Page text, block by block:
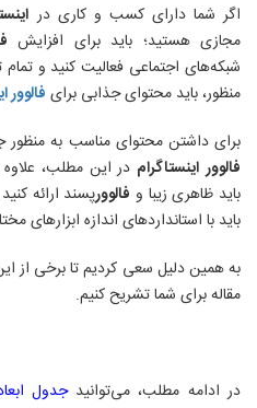
اگر شما دارای کسب و کاری در
مجازی هستید؛ باید برای افزایش
شبکه‌های اجتماعی فعالیت کنید و تمام
منظور، باید محتوای جذابی برای فالوور
برای داشتن محتوای مناسب به
فالوور اینستاگرام در این مطلب،
باید ظاهری زیبا و فالوورپسند ارائه
باید با استانداردهای اندازه‌ ابزارهای
به همین دلیل سعی کردیم تا برخی از
مقاله برای شما تشریح کنیم.
در ادامه مطلب، می‌توانیدجدول